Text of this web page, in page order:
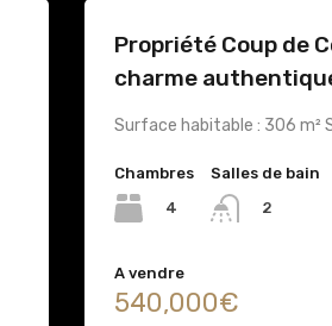
Propriété Coup de
charme
Surface habitable : 306 m²
Chambres
4
Salles de bain
2
A vendre
540,000€